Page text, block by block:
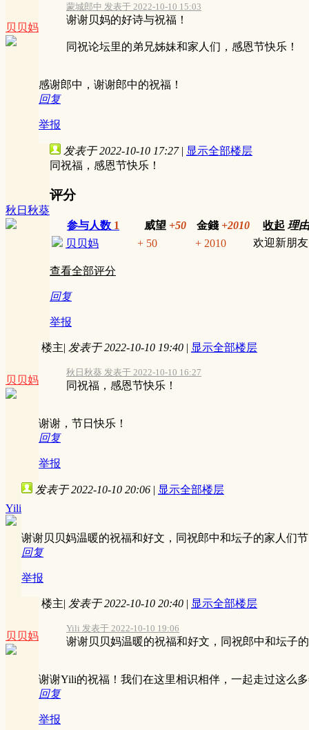
贝贝妈
蒙城郎中 发表于 2022-10-10 15:03
谢谢贝妈的好诗与祝福！
同祝论坛里的弟兄姊妹和家人们，感恩节快乐！
感谢郎中，谢谢郎中的祝福！
回复
举报
秋日秋葵
发表于 2022-10-10 17:27 | 显示全部楼层
同祝福，感恩节快乐！
评分
参与人数 1 威望 +50 金錢 +2010 收起 理由
贝贝妈
+ 50 + 2010 欢迎新朋
查看全部评分
回复
举报
贝贝妈
楼主| 发表于 2022-10-10 19:40 | 显示全部楼层
秋日秋葵 发表于 2022-10-10 16:27
同祝福，感恩节快乐！
谢谢，节日快乐！
回复
举报
Yili
发表于 2022-10-10 20:06 | 显示全部楼层
谢谢贝贝妈温暖的祝福和好文，同祝郎中和坛子的家人们
回复
举报
贝贝妈
楼主| 发表于 2022-10-10 20:40 | 显示全部楼层
Yili 发表于 2022-10-10 19:06
谢谢贝贝妈温暖的祝福和好文，同祝郎中和坛子
谢谢Yili的祝福！我们在这里相识相伴，一起走过这么
回复
举报